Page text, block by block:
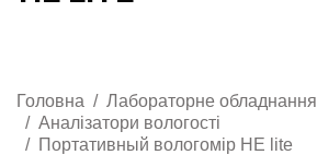
Головна
Лабораторне обладнання
Аналізатори вологості
Портативный вологомір НЕ lite